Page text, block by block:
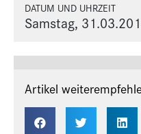
DATUM UND UHRZEIT
Samstag,
Artikel